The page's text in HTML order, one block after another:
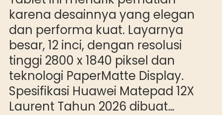
karena desainnya yang elegan
dan performa kuat. Layarnya
besar, 12 inci, dengan resolusi
tinggi 2800 x 1840 piksel dan
teknologi PaperMatte Display.
Spesifikasi Huawei Matepad 12X
Laurent Tahun 2026 dibuat…